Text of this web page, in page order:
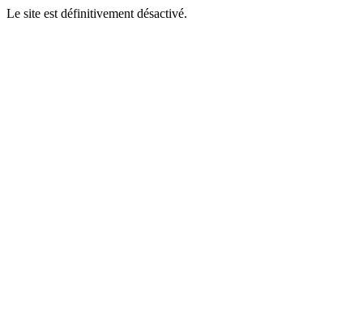
Le site est définitivement désactivé.